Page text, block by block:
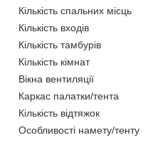
Кількість спальних місць
Кількість входів
Кількість тамбурів
Кількість кімнат
Вікна вентиляції
Каркас палатки/тента
Кількість відтяжок
Особливості намету/тенту